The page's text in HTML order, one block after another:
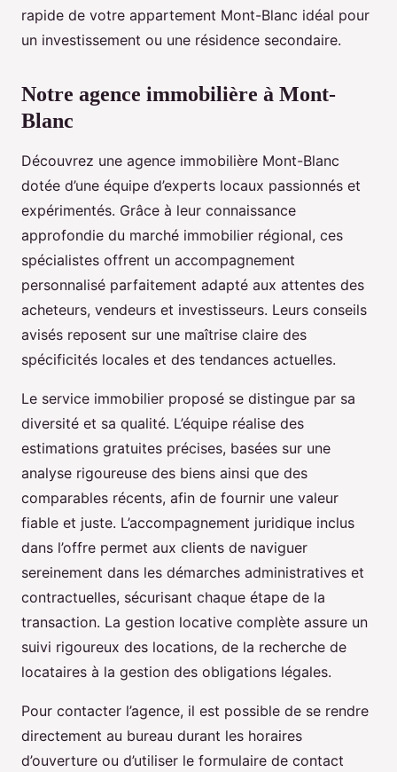
rapide de votre appartement Mont-Blanc idéal pour
un investissement ou une résidence secondaire.
Notre agence immobilière à Mont-
Blanc
Découvrez une agence immobilière Mont-Blanc
dotée d’une équipe d’experts locaux passionnés et
expérimentés. Grâce à leur connaissance
approfondie du marché immobilier régional, ces
spécialistes offrent un accompagnement
personnalisé parfaitement adapté aux attentes des
acheteurs, vendeurs et investisseurs. Leurs conseils
avisés reposent sur une maîtrise claire des
spécificités locales et des tendances actuelles.
Le service immobilier proposé se distingue par sa
diversité et sa qualité. L’équipe réalise des
estimations gratuites précises, basées sur une
analyse rigoureuse des biens ainsi que des
comparables récents, afin de fournir une valeur
fiable et juste. L’accompagnement juridique inclus
dans l’offre permet aux clients de naviguer
sereinement dans les démarches administratives et
contractuelles, sécurisant chaque étape de la
transaction. La gestion locative complète assure un
suivi rigoureux des locations, de la recherche de
locataires à la gestion des obligations légales.
Pour contacter l’agence, il est possible de se rendre
directement au bureau durant les horaires
d’ouverture ou d’utiliser le formulaire de contact